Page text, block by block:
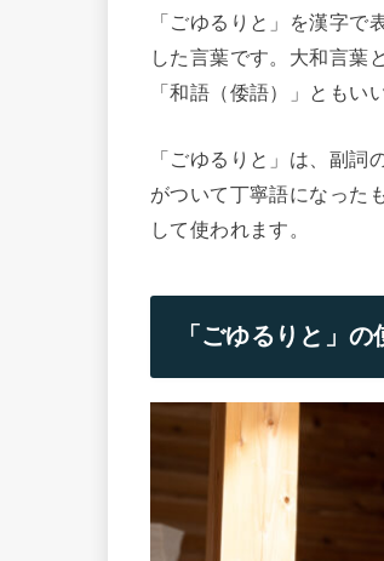
「ごゆるりと」を漢字
した言葉です。大和言葉
「和語（倭語）」ともい
「ごゆるりと」は、副詞
がついて丁寧語になった
して使われます。
「ごゆるりと」の